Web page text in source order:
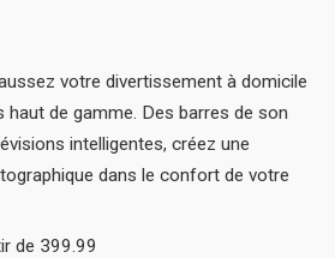
votre divertissement à domicile
haut de gamme. Des barres de son
intelligentes, créez une
dans le confort de votre
de 399.99